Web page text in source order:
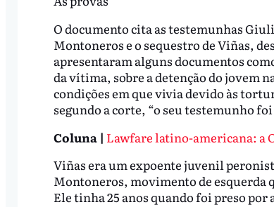
O documento cita as testemunhas
Montoneros e o sequestro de Viñas,
apresentaram alguns documentos
da vítima, sobre a detenção do jovem
condições em que vivia devido às
segundo a corte, “o seu testemunho
Coluna | Lawfare latino-americana: a
Viñas era um expoente juvenil
Montoneros, movimento de esquerda
Ele tinha 25 anos quando foi preso